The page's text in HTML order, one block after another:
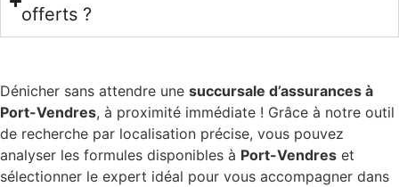
offerts ?
Dénicher sans attendre une succursale d’assurances à
Port-Vendres, à proximité immédiate ! Grâce à notre outil
de recherche par localisation précise, vous pouvez
analyser les formules disponibles à Port-Vendres et
sélectionner le expert idéal pour vous accompagner dans